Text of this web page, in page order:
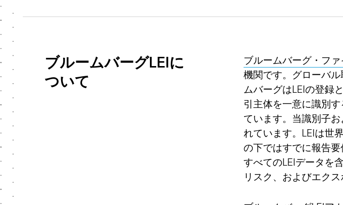
ブルームバーグLEIに
ついて
ブルームバーグ・フ
機関です。グローバ
ムバーグはLEIの登録
引主体を一意に識別
ています。当識別子お
れています。LEIは世
の下ではすでに報告
すべてのLEIデータを
リスク、およびエク